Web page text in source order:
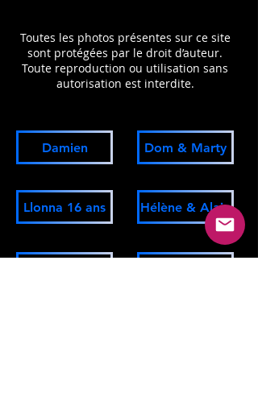
Toutes les photos présentes sur ce site
sont protégées par le droit d’auteur.
Toute reproduction ou utilisation sans
autorisation est interdite.
Damien Dom & Marty
Llonna 16 ans Hélène & Alain